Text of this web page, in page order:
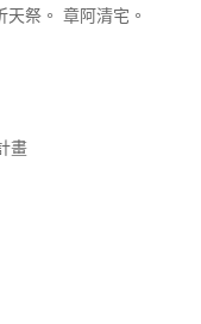
祭。 章阿清宅。
畫